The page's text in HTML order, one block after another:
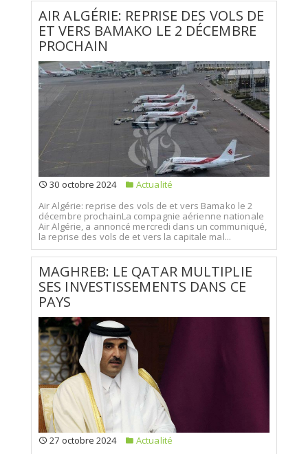
AIR ALGÉRIE: REPRISE DES VOLS DE
ET VERS BAMAKO LE 2 DÉCEMBRE
PROCHAIN
30 octobre 2024
Actualité
Air Algérie: reprise des vols de et vers Bamako le 2
décembre prochainLa compagnie aérienne nationale
Air Algérie, a annoncé mercredi dans un communiqué,
la reprise des vols de et vers la capitale mal...
MAGHREB: LE QATAR MULTIPLIE
SES INVESTISSEMENTS DANS CE
PAYS
27 octobre 2024
Actualité